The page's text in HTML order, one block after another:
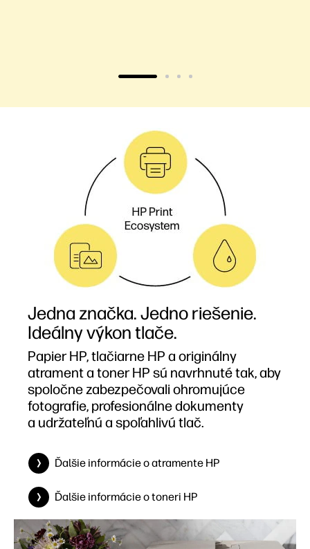
Jedna značka. Jedno riešenie.
Ideálny výkon tlače.
Papier HP, tlačiarne HP a originálny
atrament a toner HP sú navrhnuté tak, aby
spoločne zabezpečovali ohromujúce
fotografie, profesionálne dokumenty
a udržateľnú a spoľahlivú tlač.
Ďalšie informácie o atramente HP
Ďalšie informácie o toneri HP